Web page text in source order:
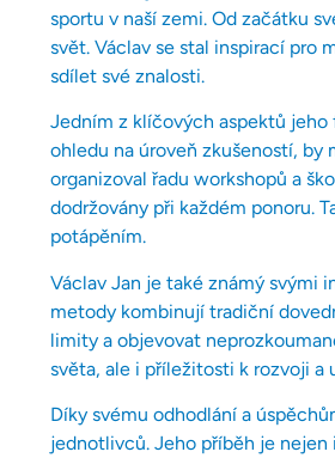
sportu v naší zemi. Od začátku
svět. Václav se stal inspirací pro
sdílet své znalosti.
Jedním z klíčových aspektů jeho
ohledu na úroveň zkušeností,
organizoval řadu workshopů a
dodržovány při každém ponoru.
potápěním.
Václav Jan je také známý svými
metody kombinují tradiční
limity a objevovat
světa, ale i příležitosti k rozvoji a
Díky svému odhodlání a
jednotlivců. Jeho příběh je